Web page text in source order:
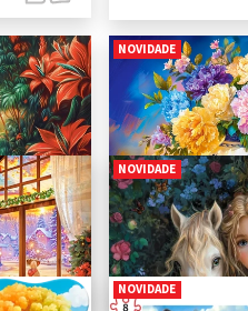
NOVIDADE
B-54169
NOVIDADE
NOVIDADE